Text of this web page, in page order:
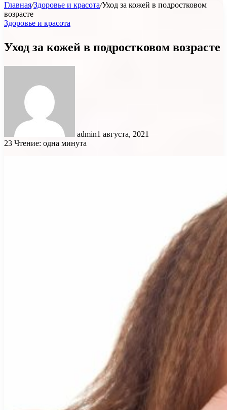
Главная/Здоровье и красота/Уход за кожей в подростковом
возрасте
Здоровье и красота
Уход за кожей в подростковом возрасте
admin1 августа, 2021
23 Чтение: одна минута